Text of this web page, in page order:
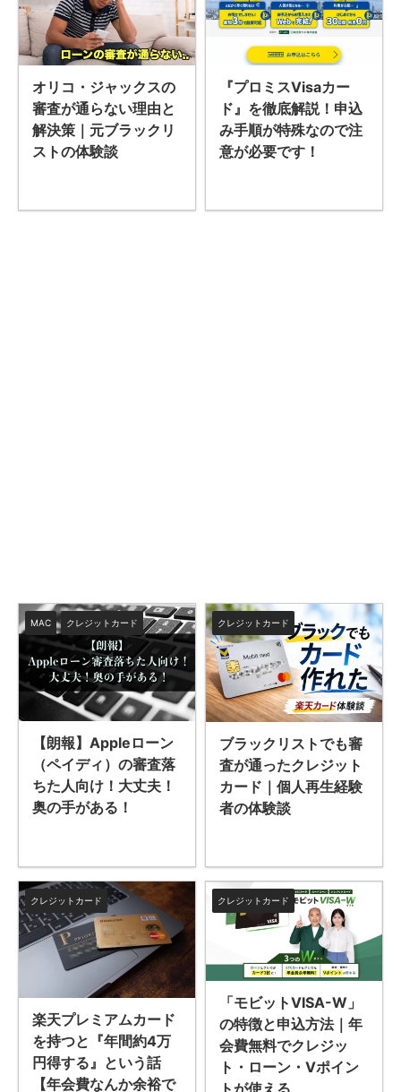
オリコ・ジャックスの
審査が通らない理由と
解決策｜元ブラックリ
ストの体験談
『プロミスVisaカー
ド』を徹底解説！申込
み手順が特殊なので注
意が必要です！
MAC クレジットカード
【朗報】Appleローン
（ペイディ）の審査落
ちた人向け！大丈夫！
奥の手がある！
クレジットカード
ブラックリストでも審
査が通ったクレジット
カード｜個人再生経験
者の体験談
クレジットカード
楽天プレミアムカード
を持つと『年間約4万
円得する』という話
【年会費なんか余裕で
クレジットカード
「モビットVISA-W」
の特徴と申込方法｜年
会費無料でクレジッ
ト・ローン・Vポイン
トが使える